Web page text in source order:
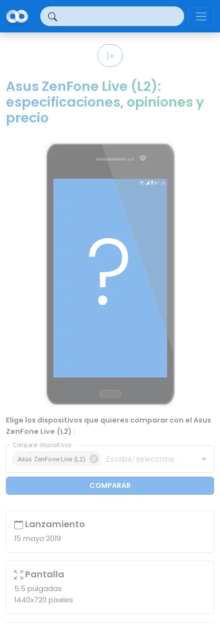
Asus ZenFone Live (L2):
especificaciones, opiniones y
precio
Elige los dispositivos que quieres comparar con el Asus
ZenFone Live (L2) :
Comparar dispositivos
Asus ZenFone Live (L2)
COMPARAR
Lanzamiento
15 mayo 2019
Pantalla
5.5 pulgadas
1440x720 píxeles
Panel de gestión de cookies